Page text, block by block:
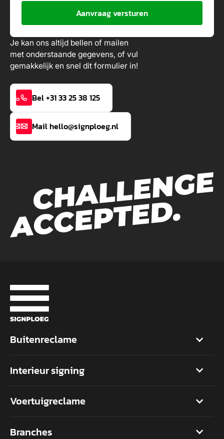
Aanvraag versturen
Je kan ons altijd bellen of mailen
met onderstaande gegevens, of vul
gemakkelijk en snel dit formulier in!
Bel +31 33 25 38 125
Mail hello@signploeg.nl
Buitenreclame
Interieur signing
Voertuigreclame
Branches